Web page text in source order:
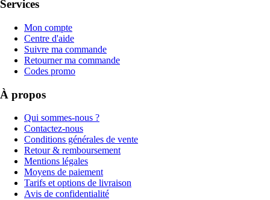
Services
Mon compte
Centre d'aide
Suivre ma commande
Retourner ma commande
Codes promo
À propos
Qui sommes-nous ?
Contactez-nous
Conditions générales de vente
Retour & remboursement
Mentions légales
Moyens de paiement
Tarifs et options de livraison
Avis de confidentialité